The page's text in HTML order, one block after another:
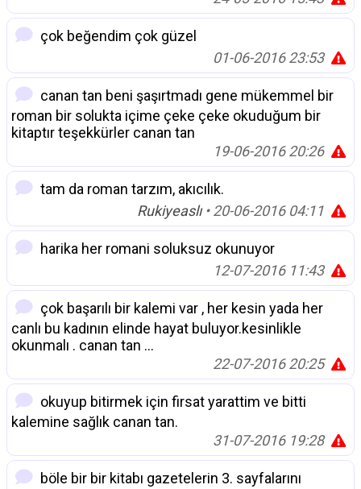
çok beğendim çok güzel
01-06-2016 23:53
canan tan beni şaşırtmadı gene mükemmel bir
roman bir solukta içime çeke çeke okuduğum bir
kitaptır teşekkürler canan tan
19-06-2016 20:26
tam da roman tarzım, akıcılık.
Rukiyeaslı• 20-06-2016 04:11
harika her romani soluksuz okunuyor
12-07-2016 11:43
çok başarılı bir kalemi var , her kesin yada her
canlı bu kadının elinde hayat buluyor.kesinlikle
okunmalı . canan tan ...
22-07-2016 20:25
okuyup bitirmek için firsat yarattim ve bitti
kalemine sağlık canan tan.
31-07-2016 19:28
böle bir bir kitabı gazetelerin 3. sayfalarını